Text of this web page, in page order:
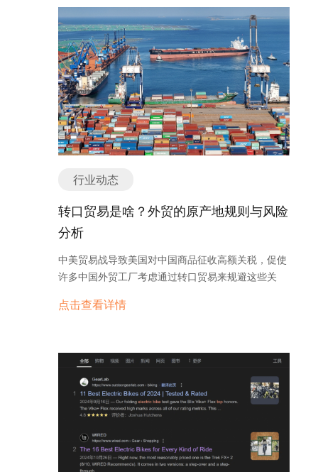
家。内容上，B端更注重提供解决方案，客户关心的
不是产品本身，而是它能解决什么问题。你需要写出
能够深入行业、展示专业性的文章。 而C端面向个
人消费者，他们搜索的关键词更加大众化，通常以需
求为导向，比如“怎么选择”或者“最佳推荐”。C端客户
更看重体验和价格，内容要更简单易懂，能直接告诉
他们你的产品如何提升生活质量。
行业动态
转口贸易是啥？外贸的原产地规则与风险
分析
中美贸易战导致美国对中国商品征收高额关税，促使
许多中国外贸工厂考虑通过转口贸易来规避这些关
其是在原产地证书方面，要求必须在中间国进行实质
马来西亚、泰国、墨西哥和加拿大）的最新原产地规
则细则，评估通过这些国家进行转口贸易的潜在风
险，并为外贸企业提供合规建议。 一、理解美国海
关关于转口贸易的法规 美国海关对非法转口贸易的
定义：转口贸易本身在国际贸易中是一种常见的合法
行为。然而，当转口贸易的目的是为了隐瞒货物的真
实原产地，从而规避关税或其他贸易限制时，就会被
点击查看详情